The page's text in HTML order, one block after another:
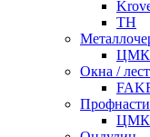
ТН
ЦМК
Окна /
ЦМК